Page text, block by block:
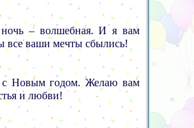
ночь – волшебная. И я вам
все ваши мечты сбылись!
с Новым годом. Желаю вам
и любви!